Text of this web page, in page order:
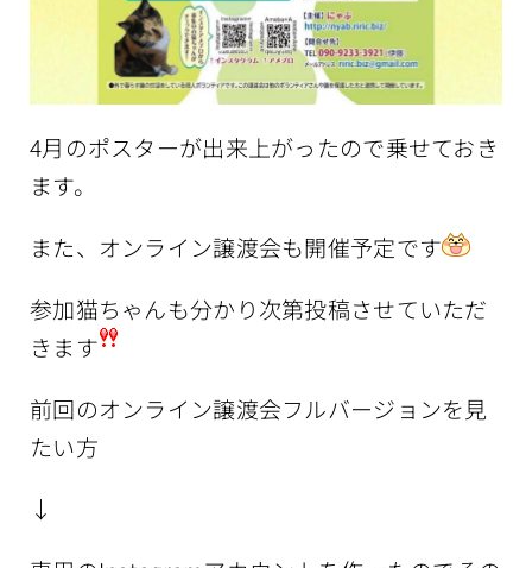
4月のポスターが出来上がったので乗せておき
ます。
また、オンライン譲渡会も開催予定です
参加猫ちゃんも分かり次第投稿させていただ
きます
前回のオンライン譲渡会フルバージョンを見
たい方
↓